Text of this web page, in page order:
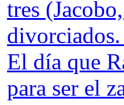
tres
El día que
para ser el